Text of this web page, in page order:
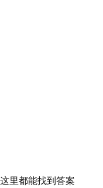
里都能找到答案